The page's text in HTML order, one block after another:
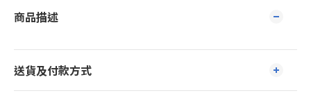
商品描述
送貨及付款方式